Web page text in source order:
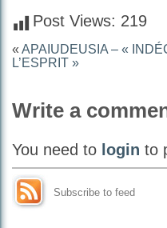
Post Views: 219
« APAIUDEUSIA – «
L’ESPRIT »
Write a
You need to login to
Subscribe to feed